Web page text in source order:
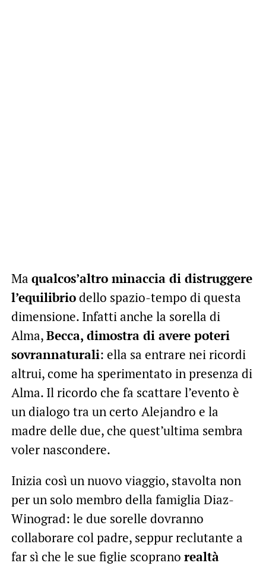
Ma qualcos’altro minaccia di distruggere
l’equilibriodello spazio-tempo di questa
dimensione. Infatti anche la sorella di
Alma,Becca, dimostra di avere poteri
sovrannaturali: ella sa entrare nei ricordi
altrui, come ha sperimentato in presenza di
Alma. Il ricordo che fa scattare l’evento è
un dialogo tra un certo Alejandro e la
madre delle due, che quest’ultima sembra
voler nascondere.
Inizia così un nuovo viaggio, stavolta non
per un solo membro della famiglia Diaz-
Winograd: le due sorelle dovranno
collaborare col padre, seppur reclutante a
far sì che le sue figlie scoprano realtà